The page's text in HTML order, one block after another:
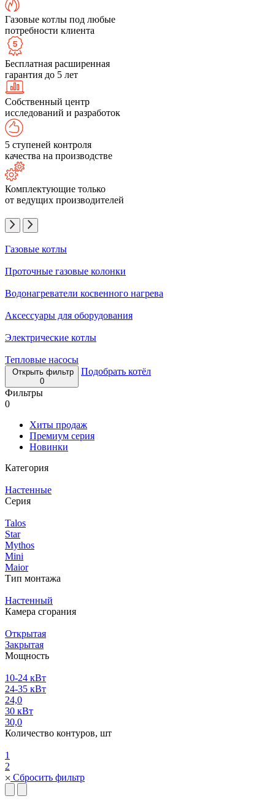
Газовые котлы под любые
потребности клиента
Бесплатная расширенная
гарантия до 5 лет
Собственный центр
исследований и разработок
5 ступеней контроля
качества на производстве
Комплектующие только
от ведущих производителей
Газовые котлы
Проточные газовые колонки
Водонагреватели косвенного нагрева
Аксессуары для оборудования
Электрические котлы
Тепловые насосы
Открыть фильтр
0
Подобрать котёл
Фильтры
0
Хиты продаж
Премиум серия
Новинки
Категория
Настенные
Серия
Talos
Star
Mythos
Mini
Maior
Тип монтажа
Настенный
Камера сгорания
Открытая
Закрытая
Мощность
10-24 кВт
24-35 кВт
24,0
30 кВт
30,0
Количество контуров, шт
1
2
Сбросить фильтр